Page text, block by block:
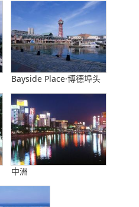
Bayside Place·博德埠头
中洲